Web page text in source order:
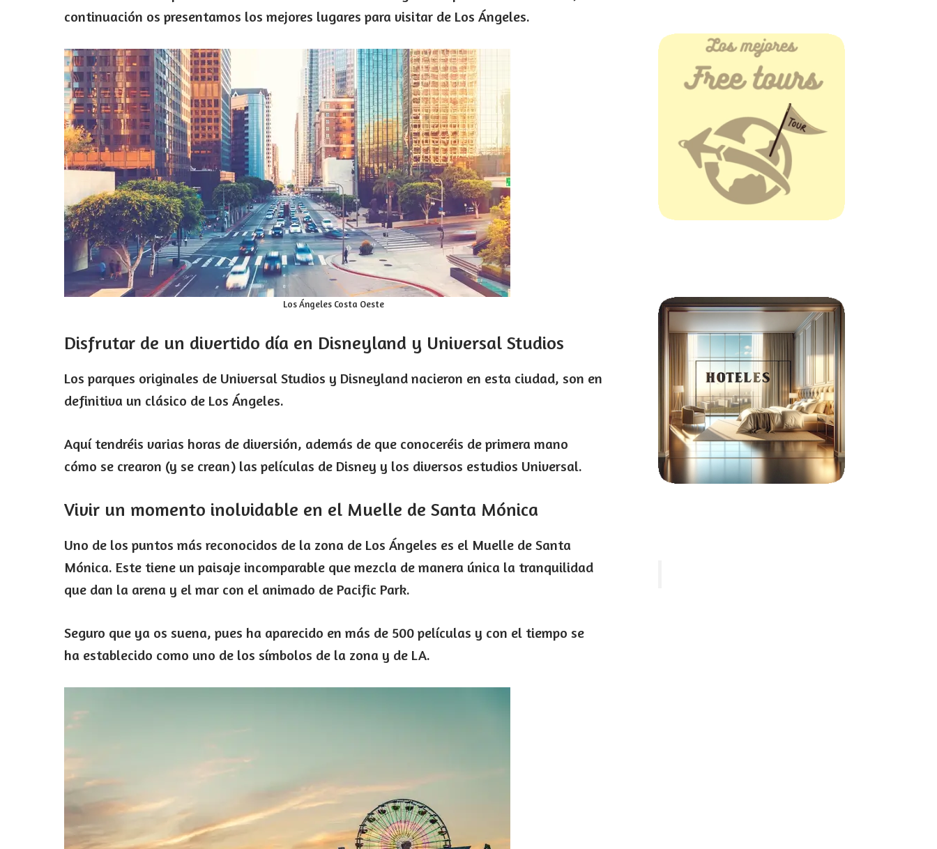
continuación os presentamos los mejores lugares para visitar de Los Ángeles.
Los Ángeles Costa Oeste
Disfrutar de un divertido día en Disneyland y Universal Studios
Los parques originales de Universal Studios y Disneyland nacieron en esta ciudad, son en
definitiva un clásico de Los Ángeles.
Aquí tendréis varias horas de diversión, además de que conoceréis de primera mano
cómo se crearon (y se crean) las películas de Disney y los diversos estudios Universal.
Vivir un momento inolvidable en el Muelle de Santa Mónica
Uno de los puntos más reconocidos de la zona de Los Ángeles es el Muelle de Santa
Mónica. Este tiene un paisaje incomparable que mezcla de manera única la tranquilidad
que dan la arena y el mar con el animado de Pacific Park.
Seguro que ya os suena, pues ha aparecido en más de 500 películas y con el tiempo se
ha establecido como uno de los símbolos de la zona y de LA.